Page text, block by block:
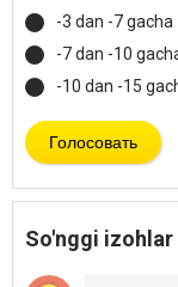
-3 dan -7 gacha
-7 dan -10
-10 dan -15
Голосовать
So'nggi izohlar